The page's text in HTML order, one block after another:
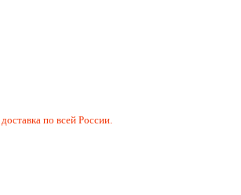
доставка по всей России.